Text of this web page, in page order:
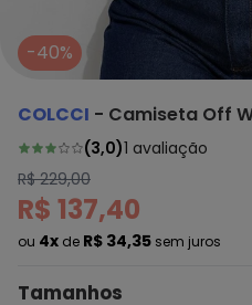
-40%
COLCCI - Camiseta Off
(3,0)1 avaliação
R$ 229,00
R$ 137,40
ou 4x de R$ 34,35 sem juros
Tamanhos